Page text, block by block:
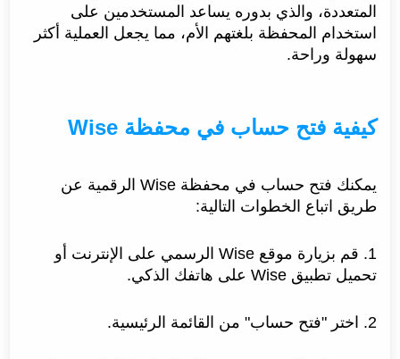
المتعددة، والذي بدوره يساعد المستخدمين على
استخدام المحفظة بلغتهم الأم، مما يجعل العملية أكثر
سهولة وراحة.
كيفية فتح حساب في محفظة Wise
يمكنك فتح حساب في محفظة Wise الرقمية عن
طريق اتباع الخطوات التالية:
1. قم بزيارة موقع Wise الرسمي على الإنترنت أو
تحميل تطبيق Wise على هاتفك الذكي.
2. اختر "فتح حساب" من القائمة الرئيسية.